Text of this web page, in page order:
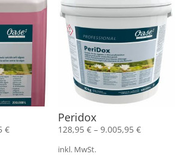
€
Peridox
128,95€ –9.005,95€
inkl. MwSt.